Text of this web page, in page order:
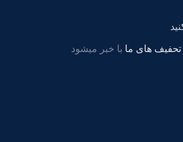
تحفیف های ما با خبر میشود